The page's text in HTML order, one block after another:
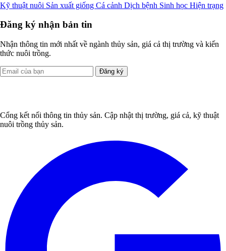
Kỹ thuật nuôi Sản xuất giống Cá cảnh Dịch bệnh Sinh học Hiện trạng
Đăng ký nhận bản tin
Nhận thông tin mới nhất về ngành thủy sản, giá cả thị trường và kiến
thức nuôi trồng.
Đăng ký
Cổng kết nối thông tin thủy sản. Cập nhật thị trường, giá cả, kỹ thuật
nuôi trồng thủy sản.